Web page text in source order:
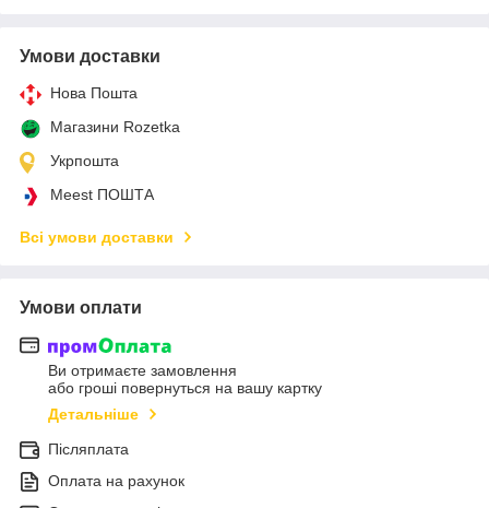
Умови доставки
Нова Пошта
Магазини Rozetka
Укрпошта
Meest ПОШТА
Всі умови доставки
Умови оплати
Ви отримаєте замовлення
або гроші повернуться на вашу картку
Детальніше
Післяплата
Оплата на рахунок